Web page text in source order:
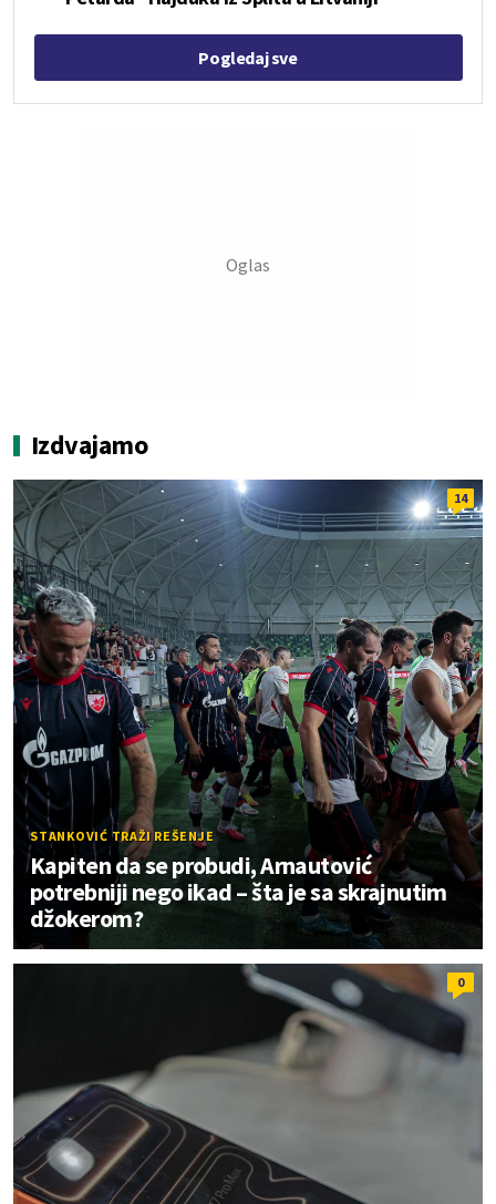
Pogledaj sve
Izdvajamo
14
STANKOVIĆ TRAŽI REŠENJE
Kapiten da se probudi, Arnautović
potrebniji nego ikad – šta je sa skrajnutim
džokerom?
0